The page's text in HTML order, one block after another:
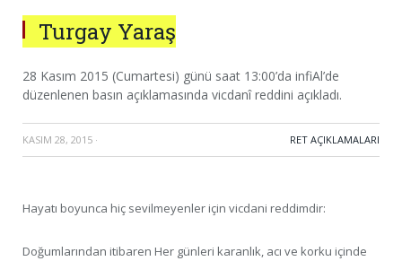
Turgay Yaraş
28 Kasım 2015 (Cumartesi) günü saat 13:00’da infiAl’de
düzenlenen basın açıklamasında vicdanî reddini açıkladı.
KASIM 28, 2015 · RET AÇIKLAMALARI
Hayatı boyunca hiç sevilmeyenler için vicdani reddimdir:
Doğumlarından itibaren Her günleri karanlık, acı ve korku içinde